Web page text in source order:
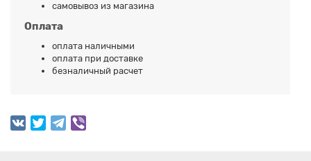
самовывоз из магазина
Оплата
оплата наличными
оплата при доставке
безналичный расчет